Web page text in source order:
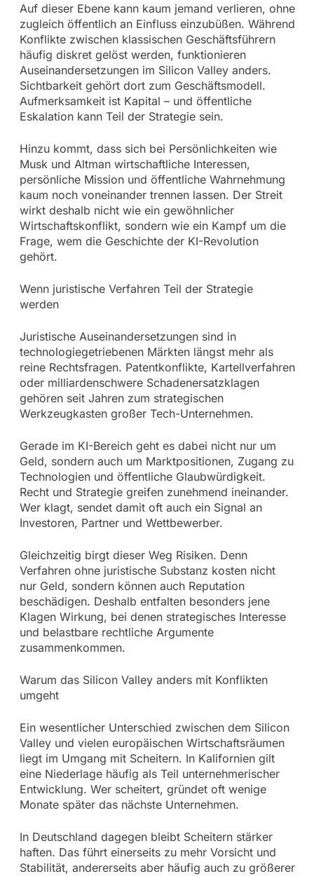
Auf dieser Ebene kann kaum jemand verlieren, ohne
zugleich öffentlich an Einfluss einzubüßen. Während
Konflikte zwischen klassischen Geschäftsführern
häufig diskret gelöst werden, funktionieren
Auseinandersetzungen im Silicon Valley anders.
Sichtbarkeit gehört dort zum Geschäftsmodell.
Aufmerksamkeit ist Kapital – und öffentliche
Eskalation kann Teil der Strategie sein.
Hinzu kommt, dass sich bei Persönlichkeiten wie
Musk und Altman wirtschaftliche Interessen,
persönliche Mission und öffentliche Wahrnehmung
kaum noch voneinander trennen lassen. Der Streit
wirkt deshalb nicht wie ein gewöhnlicher
Wirtschaftskonflikt, sondern wie ein Kampf um die
Frage, wem die Geschichte der KI-Revolution
gehört.
Wenn juristische Verfahren Teil der Strategie
werden
Juristische Auseinandersetzungen sind in
technologiegetriebenen Märkten längst mehr als
reine Rechtsfragen. Patentkonflikte, Kartellverfahren
oder milliardenschwere Schadenersatzklagen
gehören seit Jahren zum strategischen
Werkzeugkasten großer Tech-Unternehmen.
Gerade im KI-Bereich geht es dabei nicht nur um
Geld, sondern auch um Marktpositionen, Zugang zu
Technologien und öffentliche Glaubwürdigkeit.
Recht und Strategie greifen zunehmend ineinander.
Wer klagt, sendet damit oft auch ein Signal an
Investoren, Partner und Wettbewerber.
Gleichzeitig birgt dieser Weg Risiken. Denn
Verfahren ohne juristische Substanz kosten nicht
nur Geld, sondern können auch Reputation
beschädigen. Deshalb entfalten besonders jene
Klagen Wirkung, bei denen strategisches Interesse
und belastbare rechtliche Argumente
zusammenkommen.
Warum das Silicon Valley anders mit Konflikten
umgeht
Ein wesentlicher Unterschied zwischen dem Silicon
Valley und vielen europäischen Wirtschaftsräumen
liegt im Umgang mit Scheitern. In Kalifornien gilt
eine Niederlage häufig als Teil unternehmerischer
Entwicklung. Wer scheitert, gründet oft wenige
Monate später das nächste Unternehmen.
In Deutschland dagegen bleibt Scheitern stärker
haften. Das führt einerseits zu mehr Vorsicht und
Stabilität, andererseits aber häufig auch zu größerer